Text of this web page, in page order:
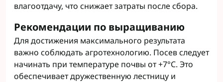
влагоотдачу, что снижает затраты после сбора.
Рекомендации по выращиванию
Для достижения максимального результата
важно соблюдать агротехнологию. Посев следует
начинать при температуре почвы от +7°C. Это
обеспечивает дружественную лестницу и